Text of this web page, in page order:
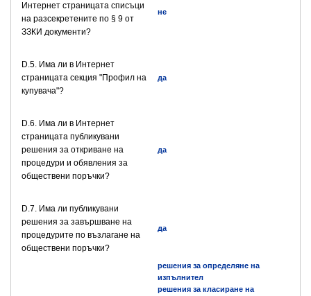
Интернет страницата списъци
на разсекретените по § 9 от
ЗЗКИ документи?
не
D.5. Има ли в Интернет
страницата секция "Профил на
купувача"?
да
D.6. Има ли в Интернет
страницата публикувани
решения за откриване на
процедури и обявления за
обществени поръчки?
да
D.7. Има ли публикувани
решения за завършване на
процедурите по възлагане на
обществени поръчки?
да
решения за определяне на
изпълнител
решения за класиране на